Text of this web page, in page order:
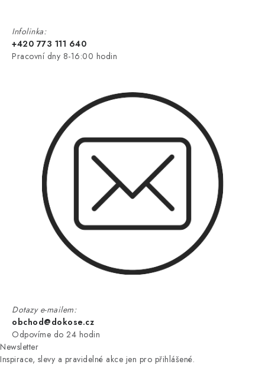
Infolinka:
+420 773 111 640
Pracovní dny 8-16:00 hodin
Dotazy e-mailem:
obchod@dokose.cz
Odpovíme do 24 hodin
Newsletter
Inspirace, slevy a pravidelné akce jen pro přihlášené.